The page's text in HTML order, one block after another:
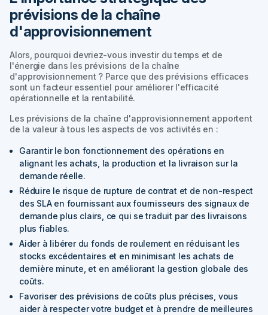
prévisions de la chaîne
d'approvisionnement
Alors, pourquoi devriez-vous investir du temps et de
l'énergie dans les prévisions de la chaîne
d'approvisionnement ? Parce que des prévisions efficaces
sont un facteur essentiel pour améliorer l'efficacité
opérationnelle et la rentabilité.
Les prévisions de la chaîne d'approvisionnement apportent
de la valeur à tous les aspects de vos activités en :
Garantir le bon fonctionnement des opérations en
alignant les achats, la production et la livraison sur la
demande réelle.
Réduire le risque de rupture de contrat et de non-respect
des SLA en fournissant aux fournisseurs des signaux de
demande plus clairs, ce qui se traduit par des livraisons
plus fiables.
Aider à libérer du fonds de roulement en réduisant les
stocks excédentaires et en minimisant les achats de
dernière minute, et en améliorant la gestion globale des
coûts.
Favoriser des prévisions de coûts plus précises, vous
aider à respecter votre budget et à prendre de meilleures